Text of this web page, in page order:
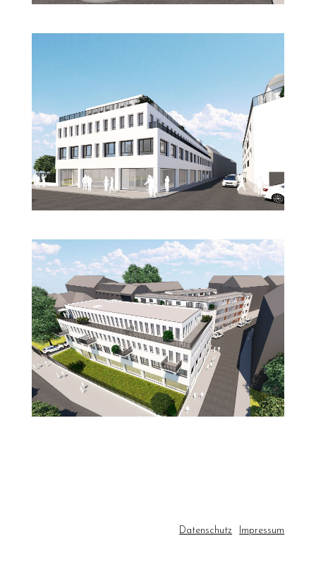
Impressum
Datenschutz